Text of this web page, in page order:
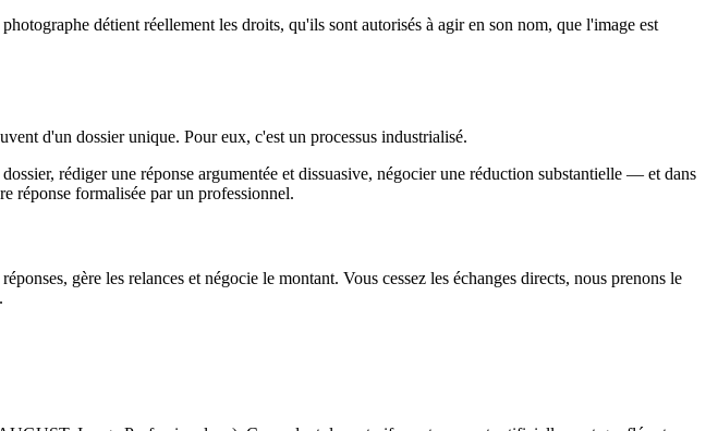
détient réellement les droits, qu'ils sont autorisés à agir en son nom, que l'image est
d'un dossier unique. Pour eux, c'est un processus industrialisé.
rédiger une réponse argumentée et dissuasive, négocier une réduction substantielle — et dans
réponse formalisée par un professionnel.
gère les relances et négocie le montant. Vous cessez les échanges directs, nous prenons le